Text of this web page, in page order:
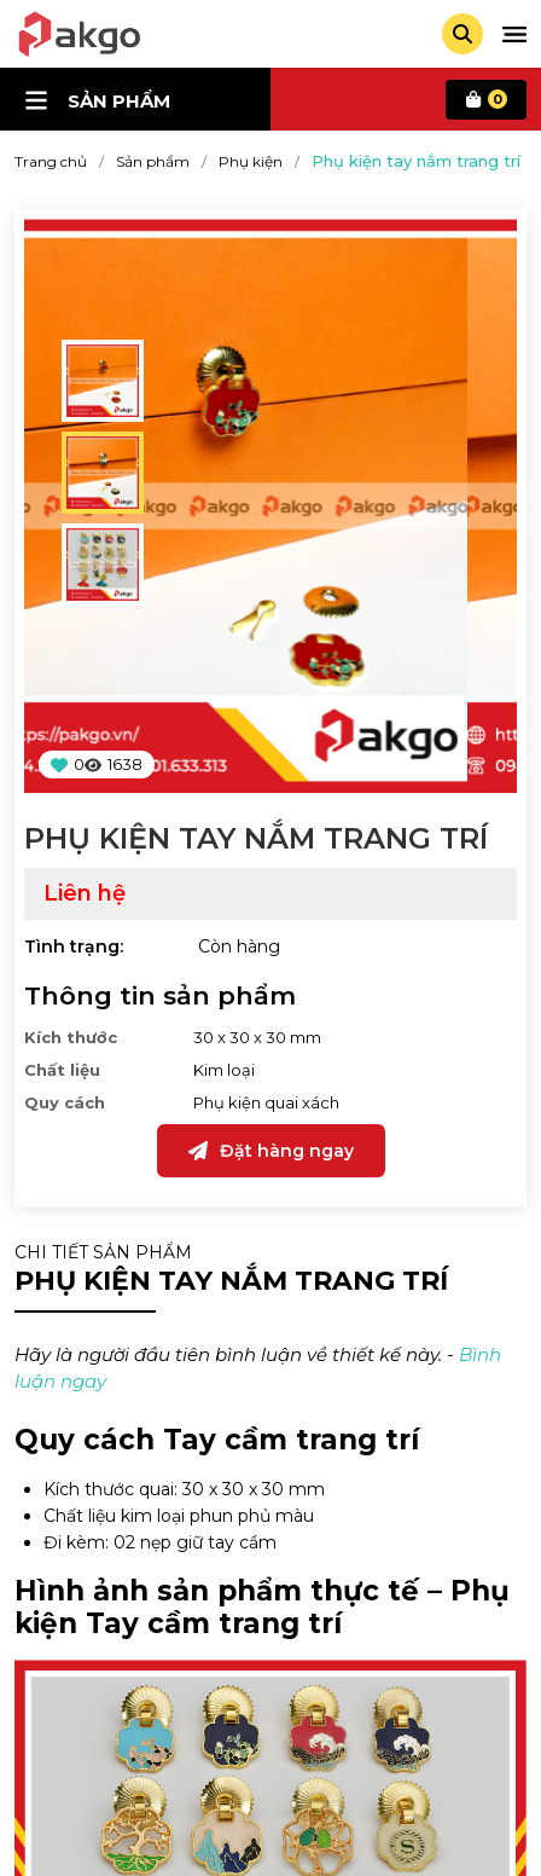
SẢN PHẨM 0
Trang chủ Sản phẩm Phụ kiện Phụ kiện tay nắm trang trí
0 1638
PHỤ KIỆN TAY NẮM TRANG TRÍ
Liên hệ
Tình trạng: Còn hàng
Thông tin sản phẩm
Kích thước
30 x 30 x 30 mm
Chất liệu
Kim loại
Quy cách
Phụ kiện quai xách
Đặt hàng ngay
CHI TIẾT SẢN PHẨM
PHỤ KIỆN TAY NẮM TRANG TRÍ
Hãy là người đầu tiên bình luận về thiết kế này. - Bình
luận ngay
Quy cách Tay cầm trang trí
Kích thước quai: 30 x 30 x 30 mm
Chất liệu kim loại phun phủ màu
Đi kèm: 02 nẹp giữ tay cầm
Hình ảnh sản phẩm thực tế – Phụ
kiện Tay cầm trang trí